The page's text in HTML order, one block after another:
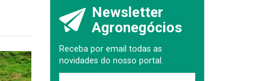
Newsletter
Agronegócios
Receba por email todas as
novidades do nosso portal.